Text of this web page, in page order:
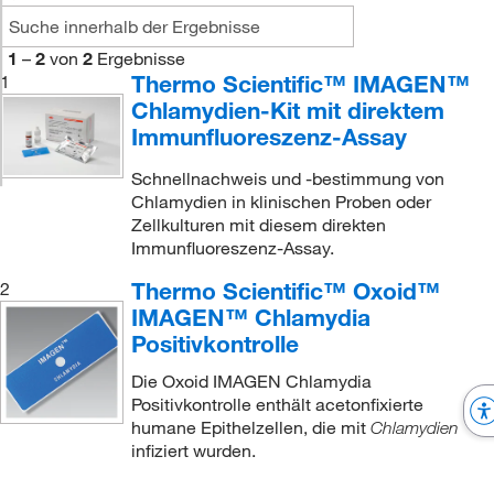
1 – 2 von 2 Ergebnisse
1
Thermo Scientific™ IMAGEN™
Chlamydien-Kit mit direktem
Immunfluoreszenz-Assay
Schnellnachweis und -bestimmung von
Chlamydien in klinischen Proben oder
Zellkulturen mit diesem direkten
Immunfluoreszenz-Assay.
2
Thermo Scientific™ Oxoid™
IMAGEN™ Chlamydia
Positivkontrolle
Die Oxoid IMAGEN Chlamydia
Positivkontrolle enthält acetonfixierte
humane Epithelzellen, die mit Chlamydien
infiziert wurden.